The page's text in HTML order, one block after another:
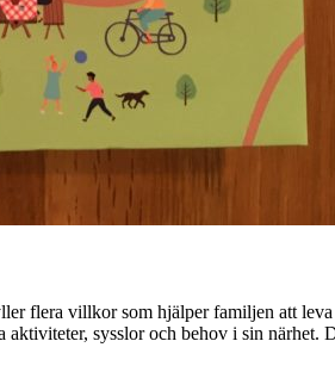
flera villkor som hjälper familjen att
sysslor och behov i sin